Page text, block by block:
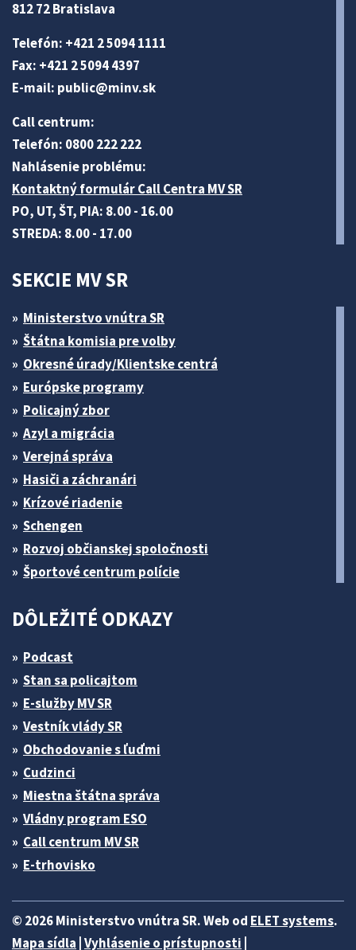
812 72 Bratislava
Telefón: +421 2 5094 1111
Fax: +421 2 5094 4397
E-mail: public@minv.sk
Call centrum:
Telefón: 0800 222 222
Nahlásenie problému:
Kontaktný formulár Call Centra MV SR
PO, UT, ŠT, PIA: 8.00 - 16.00
STREDA: 8.00 - 17.00
SEKCIE MV SR
Ministerstvo vnútra SR
Štátna komisia pre volby
Okresné úrady/Klientske centrá
Európske programy
Policajný zbor
Azyl a migrácia
Verejná správa
Hasiči a záchranári
Krízové riadenie
Schengen
Rozvoj občianskej spoločnosti
Športové centrum polície
DÔLEŽITÉ ODKAZY
Podcast
Stan sa policajtom
E-služby MV SR
Vestník vlády SR
Obchodovanie s ľuďmi
Cudzinci
Miestna štátna správa
Vládny program ESO
Call centrum MV SR
E-trhovisko
© 2026 Ministerstvo vnútra SR. Web od ELET systems.
Mapa sídla Vyhlásenie o prístupnosti